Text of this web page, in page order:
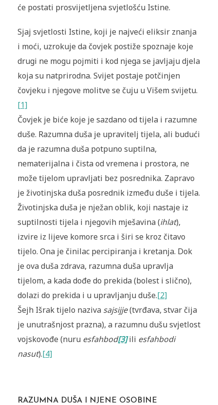
će postati prosvijetljena svjetlošću Istine.
Sjaj svjetlosti Istine, koji je najveći eliksir znanja
i moći, uzrokuje da čovjek postiže spoznaje koje
drugi ne mogu pojmiti i kod njega se javljaju djela
koja su natprirodna. Svijet postaje potčinjen
čovjeku i njegove molitve se čuju u Višem svijetu.
[1]
Čovjek je biće koje je sazdano od tijela i razumne
duše. Razumna duša je upravitelj tijela, ali budući
da je razumna duša potpuno suptilna,
nematerijalna i čista od vremena i prostora, ne
može tijelom upravljati bez posrednika. Zapravo
je životinjska duša posrednik između duše i tijela.
Životinjska duša je nježan oblik, koji nastaje iz
suptilnosti tijela i njegovih mješavina (ihlat),
izvire iz lijeve komore srca i širi se kroz čitavo
tijelo. Ona je činilac percipiranja i kretanja. Dok
je ova duša zdrava, razumna duša upravlja
tijelom, a kada dođe do prekida (bolest i slično),
dolazi do prekida i u upravljanju duše.[2]
Šejh Išrak tijelo naziva sajsijje(tvrđava, stvar čija
je unutrašnjost prazna), a razumnu dušu svjetlost
vojskovođe (nuru esfahbod[3]ili esfahbodi
nasut).[4]
RAZUMNA DUŠA I NJENE OSOBINE